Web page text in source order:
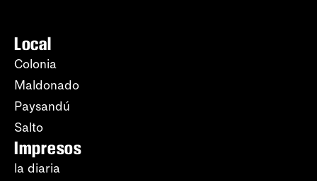
Local
Colonia
Maldonado
Paysandú
Salto
Impresos
la diaria